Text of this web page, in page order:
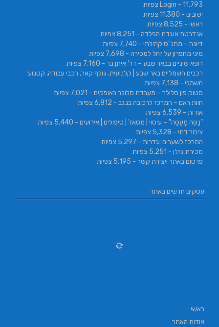
Login - 11,793 צפיות
ישובים - 11,380 צפיות
ראשי - 8,525 צפיות
אנדרטת אוגדת הפלדה - 8,251 צפיות
דיונה – מתנ"ס קהילתי - 7,740 צפיות
מיני מחפרון על זחל למכירה - 7,698 צפיות
רופא שיניים בבאר שבע – דר' איתן בר - 7,160 צפיות
רכבים חשמליים באר שבע | קלנועית, גולף קאר, רכבי עבודה, קטנוע
חשמלי - 7,138 צפיות
סטוק פון סלולר – מעבדת סלולר באופקים - 7,021 צפיות
חוות ראם – המרכז לרכיבה בנגב - 6,812 צפיות
אודות - 6,539 צפיות
"נַסֵּה מְעַסֶּה" – עיסוי | מסאז' | טיפולים | אירועים - 5,440 צפיות
ציבור דתי - 5,328 צפיות
המרכז לשערים וגדרות - 5,297 צפיות
מכירת גזלן - 5,251 צפיות
פרסום באתר ויצירת קשר - 5,195 צפיות
עסקים חדשים באתר
ראשי
אודות האתר